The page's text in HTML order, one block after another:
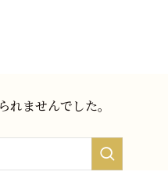
ませんでした。